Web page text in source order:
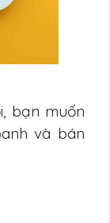
bạn muốn
và bán